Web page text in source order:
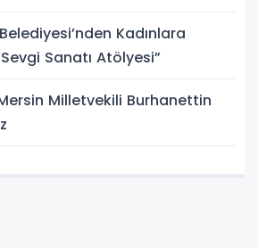
Kadınlara
Sanatı Atölyesi”
Milletvekili Burhanettin